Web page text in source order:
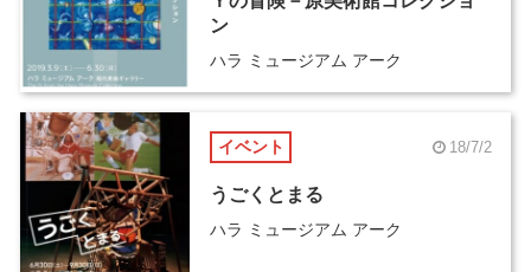
ン
ハラ ミュージアム アーク
イベント 18/7/2
うごくとまる
ハラ ミュージアム アーク